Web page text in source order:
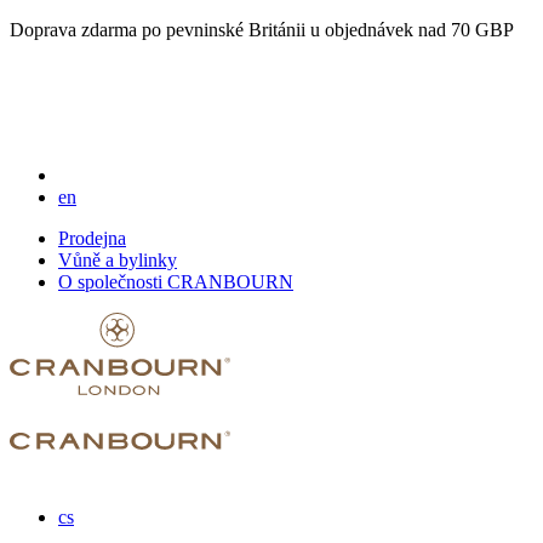
Doprava zdarma po pevninské Británii u objednávek nad 70 GBP
en
Prodejna
Vůně a bylinky
O společnosti CRANBOURN
cs